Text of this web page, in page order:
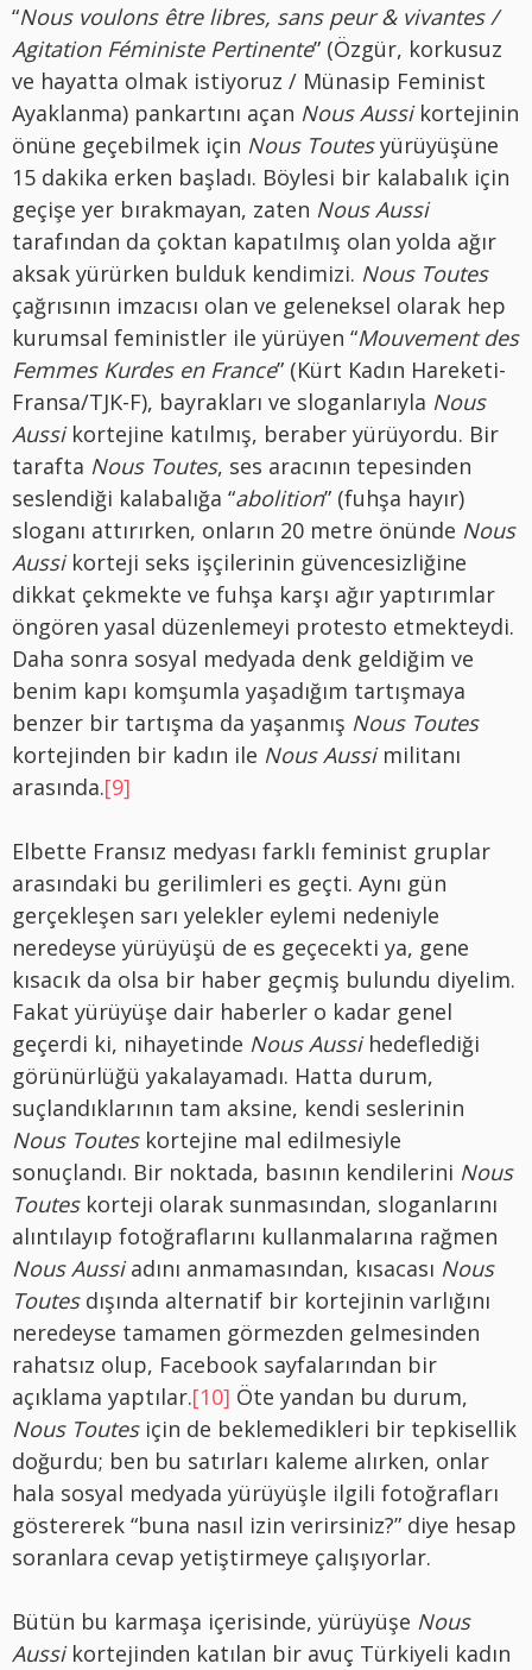
“Nous voulons être libres, sans peur & vivantes /
Agitation Féministe Pertinente” (Özgür, korkusuz
ve hayatta olmak istiyoruz / Münasip Feminist
Ayaklanma) pankartını açan Nous Aussikortejinin
önüne geçebilmek için Nous Toutesyürüyüşüne
15 dakika erken başladı. Böylesi bir kalabalık için
geçişe yer bırakmayan, zaten Nous Aussi
tarafından da çoktan kapatılmış olan yolda ağır
aksak yürürken bulduk kendimizi. Nous Toutes
çağrısının imzacısı olan ve geleneksel olarak hep
kurumsal feministler ile yürüyen “Mouvement des
Femmes Kurdes en France” (Kürt Kadın Hareketi-
Fransa/TJK-F), bayrakları ve sloganlarıyla Nous
Aussikortejine katılmış, beraber yürüyordu. Bir
tarafta Nous Toutes, ses aracının tepesinden
seslendiği kalabalığa “abolition” (fuhşa hayır)
sloganı attırırken, onların 20 metre önünde Nous
Aussikorteji seks işçilerinin güvencesizliğine
dikkat çekmekte ve fuhşa karşı ağır yaptırımlar
öngören yasal düzenlemeyi protesto etmekteydi.
Daha sonra sosyal medyada denk geldiğim ve
benim kapı komşumla yaşadığım tartışmaya
benzer bir tartışma da yaşanmış Nous Toutes
kortejinden bir kadın ile Nous Aussimilitanı
arasında.[9]
Elbette Fransız medyası farklı feminist gruplar
arasındaki bu gerilimleri es geçti. Aynı gün
gerçekleşen sarı yelekler eylemi nedeniyle
neredeyse yürüyüşü de es geçecekti ya, gene
kısacık da olsa bir haber geçmiş bulundu diyelim.
Fakat yürüyüşe dair haberler o kadar genel
geçerdi ki, nihayetinde Nous Aussihedeflediği
görünürlüğü yakalayamadı. Hatta durum,
suçlandıklarının tam aksine, kendi seslerinin
Nous Touteskortejine mal edilmesiyle
sonuçlandı. Bir noktada, basının kendilerini Nous
Touteskorteji olarak sunmasından, sloganlarını
alıntılayıp fotoğraflarını kullanmalarına rağmen
Nous Aussiadını anmamasından, kısacası Nous
Toutesdışında alternatif bir kortejinin varlığını
neredeyse tamamen görmezden gelmesinden
rahatsız olup, Facebook sayfalarından bir
açıklama yaptılar.[10] Öte yandan bu durum,
Nous Toutes için de beklemedikleri bir tepkisellik
doğurdu; ben bu satırları kaleme alırken, onlar
hala sosyal medyada yürüyüşle ilgili fotoğrafları
göstererek “buna nasıl izin verirsiniz?” diye hesap
soranlara cevap yetiştirmeye çalışıyorlar.
Bütün bu karmaşa içerisinde, yürüyüşe Nous
Aussikortejinden katılan bir avuç Türkiyeli kadın